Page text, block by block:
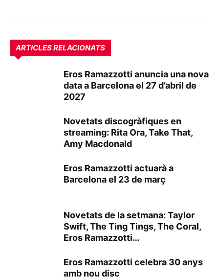
ARTICLES RELACIONATS
Eros Ramazzotti anuncia una nova
data a Barcelona el 27 d’abril de
2027
Novetats discogràfiques en
streaming: Rita Ora, Take That,
Amy Macdonald
Eros Ramazzotti actuarà a
Barcelona el 23 de març
Novetats de la setmana: Taylor
Swift, The Ting Tings, The Coral,
Eros Ramazzotti…
Eros Ramazzotti celebra 30 anys
amb nou disc